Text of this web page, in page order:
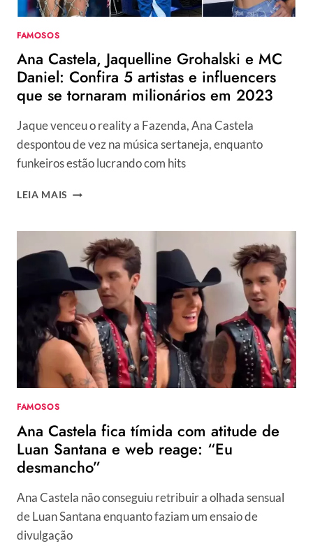
FAMOSOS
Ana Castela, Jaquelline Grohalski e MC
Daniel: Confira 5 artistas e influencers
que se tornaram milionários em 2023
Jaque venceu o reality a Fazenda, Ana Castela
despontou de vez na música sertaneja, enquanto
funkeiros estão lucrando com hits
LEIA MAIS ANA
GROHALSKI
MC
DANIEL:
CONFIRA
5
ARTISTAS
E
INFLUENCERS
QUE
SE
EM
2023
FAMOSOS
Ana Castela fica tímida com atitude de
Luan Santana e web reage: “Eu
desmancho”
Ana Castela não conseguiu retribuir a olhada sensual
de Luan Santana enquanto faziam um ensaio de
divulgação